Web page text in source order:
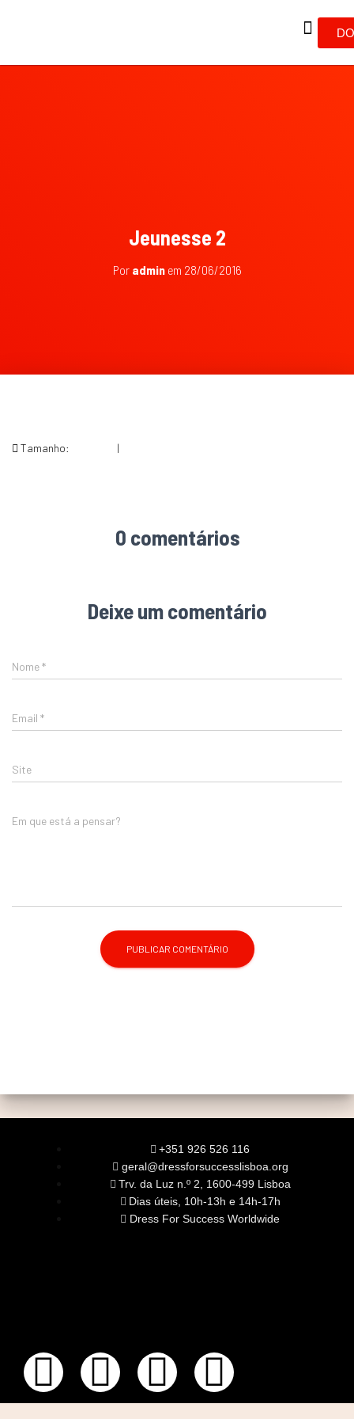
Jeunesse 2
Por adminem 28/06/2016
Tamanho: |
0 comentários
Deixe um comentário
Nome*
Email *
Site
Em que está a pensar?
+351 926 526 116
geral@dressforsuccesslisboa.org
Trv. da Luz n.º 2, 1600-499 Lisboa
Dias úteis, 10h-13h e 14h-17h
Dress For Success Worldwide